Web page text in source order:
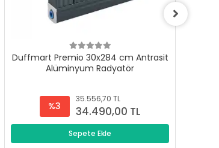
Duffmart Premio 30x284 cm Antrasit
Alüminyum Radyatör
%3
35.556,70 TL
34.490,00 TL
Sepete Ekle